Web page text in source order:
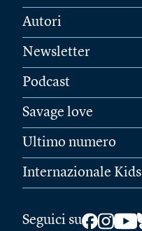
Autori
Newsletter
Podcast
Savage love
Ultimo numero
Internazionale Kids
Seguici su